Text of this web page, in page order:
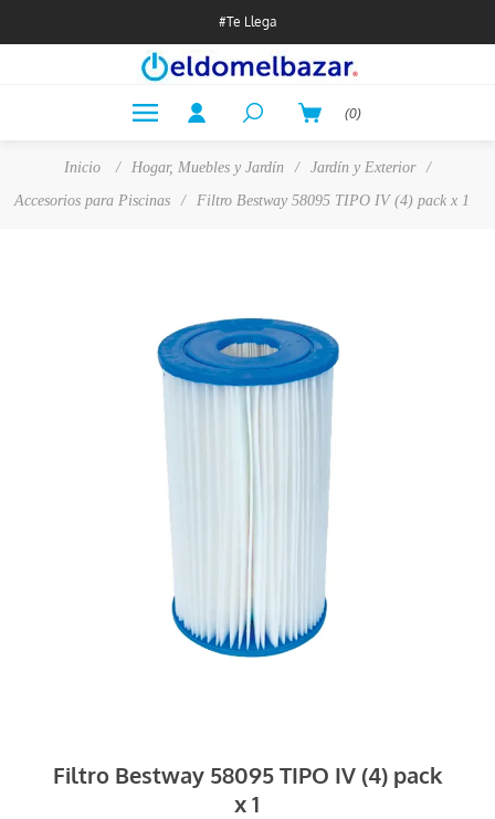
#Te Llega
(0)
Inicio / Hogar, Muebles y Jardín / Jardín y Exterior
/
Accesorios para Piscinas
/ Filtro Bestway 58095 TIPO IV (4) pack x 1
Filtro Bestway 58095 TIPO IV (4) pack
x 1